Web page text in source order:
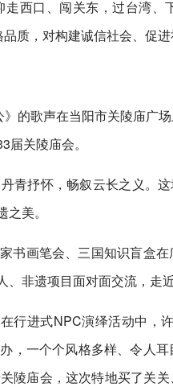
西口、闯关东，过台湾、
质，对构建诚信社会、促进
的歌声在当阳市关陵庙广
关陵庙会。
抒怀，畅叙云长之义。
美。
书画笔会、三国知识盲盒
非遗项目面对面交流，走
行进式NPC演绎活动中，
，一个个风格多样、令人
陵庙会，这次特地买了关